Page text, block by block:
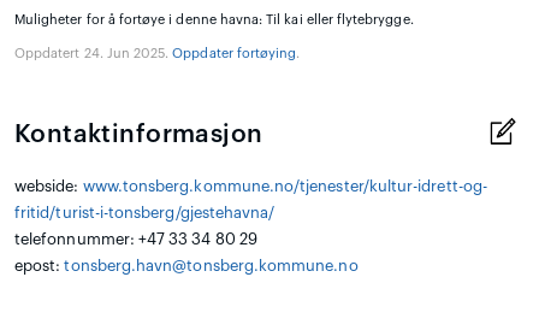
Muligheter for å fortøye i denne havna: Til kai eller flytebrygge.
Oppdatert 24. Jun 2025.Oppdater fortøying.
Kontaktinformasjon
webside: www.tonsberg.kommune.no/tjenester/kultur-idrett-og-
fritid/turist-i-tonsberg/gjestehavna/
telefonnummer: +47 33 34 80 29
epost:tonsberg.havn@tonsberg.kommune.no